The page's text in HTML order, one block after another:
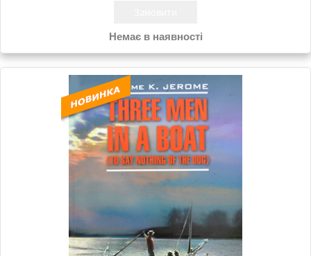
Немає в наявності